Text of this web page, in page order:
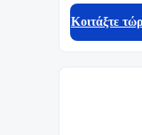
Κοιτάξτε